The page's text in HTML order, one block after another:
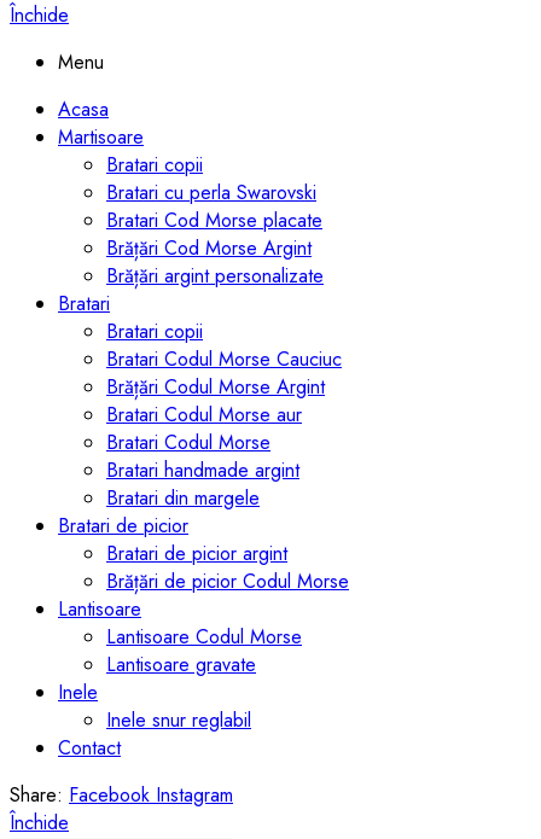
Închide
Menu
Acasa
Martisoare
Bratari copii
Bratari cu perla Swarovski
Bratari Cod Morse placate
Brățări Cod Morse Argint
Brățări argint personalizate
Bratari
Bratari copii
Bratari Codul Morse Cauciuc
Brățări Codul Morse Argint
Bratari Codul Morse aur
Bratari Codul Morse
Bratari handmade argint
Bratari din margele
Bratari de picior
Bratari de picior argint
Brățări de picior Codul Morse
Lantisoare
Lantisoare Codul Morse
Lantisoare gravate
Inele
Inele snur reglabil
Contact
Share: Facebook Instagram
Închide